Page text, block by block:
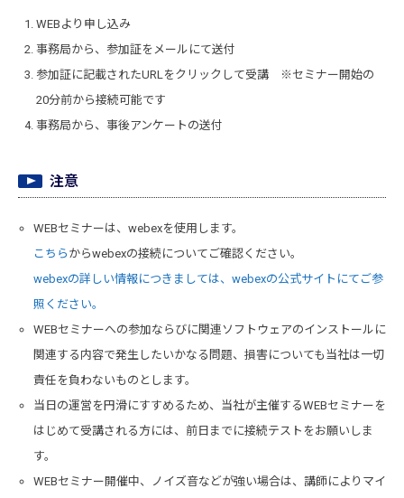
WEBより申し込み
事務局から、参加証をメールにて送付
参加証に記載されたURLをクリックして受講 ※セミナー開始の
20分前から接続可能です
事務局から、事後アンケートの送付
注意
WEBセミナーは、webexを使用します。
こちら からwebexの接続についてご確認ください。
webexの詳しい情報につきましては、webexの公式サイトにてご参
照ください。
WEBセミナーへの参加ならびに関連ソフトウェアのインストールに
関連する内容で発生したいかなる問題、損害についても当社は一切
責任を負わないものとします。
当日の運営を円滑にすすめるため、当社が主催するWEBセミナーを
はじめて受講される方には、前日までに接続テストをお願いしま
す。
WEBセミナー開催中、ノイズ音などが強い場合は、講師によりマイ